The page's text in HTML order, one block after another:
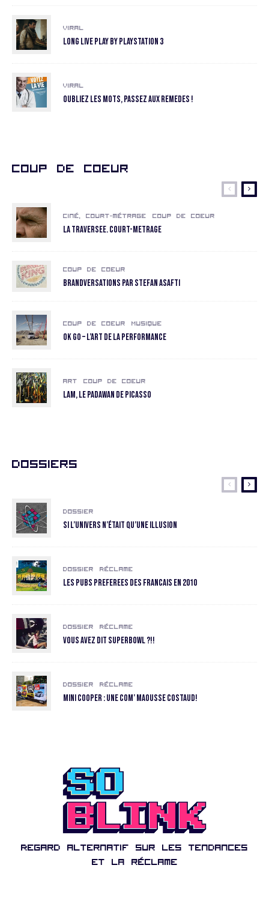
Viral
Long Live Play by Playstation 3
Viral
Oubliez les mots, passez aux remedes !
Coup de coeur
Ciné, court-métrage Coup de coeur
La Traversee. COURT-METRAGE
Coup de coeur
Brandversations par Stefan Asafti
Coup de coeur Musique
OK GO – L’art de la performance
Art Coup de coeur
LAM, le padawan de Picasso
Dossiers
Dossier
Si l’univers n’était qu’une illusion
Dossier Réclame
Les pubs preferees des Francais en 2010
Dossier Réclame
Vous avez dit SuperBowl ?!!
Dossier Réclame
Mini Cooper : une com’ maousse costaud!
Regard alternatif sur les tendances
et la réclame